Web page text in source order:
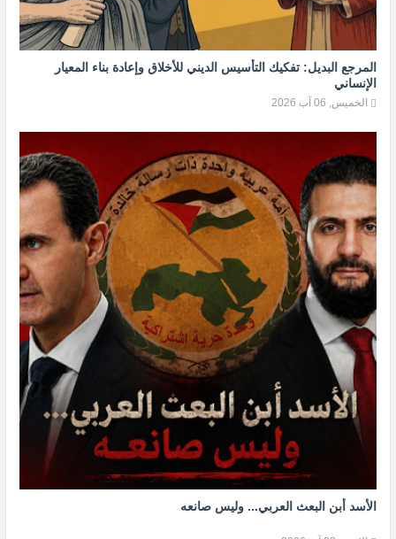
المرجع البديل: تفكيك التأسيس الديني للأخلاق وإعادة بناء المعيار
الإنساني
الخميس, 06 آب 2026
الأسد أبن البعث العربي... وليس صانعه